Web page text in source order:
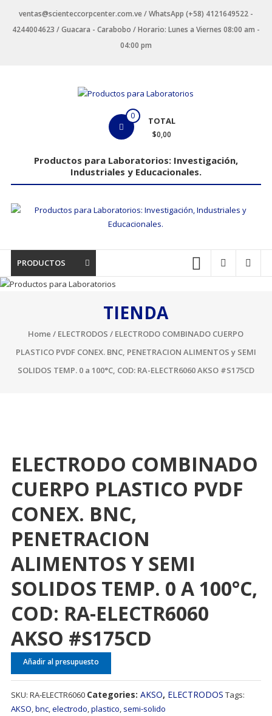
contenido
ventas@scienteccorpcenter.com.ve / WhatsApp (+58) 4121649522 -
4244004623 / Guacara - Carabobo / Horario: Lunes a Viernes 08:00 am -
04:00 pm
Laboratorios
Industriales
y
0 TOTAL
$0,00
Productos para Laboratorios: Investigación,
Industriales y Educacionales.
PRODUCTOS
TIENDA
Home / ELECTRODOS / ELECTRODO COMBINADO CUERPO
PLASTICO PVDF CONEX. BNC, PENETRACION ALIMENTOS y SEMI
SOLIDOS TEMP. 0 a 100°C, COD: RA-ELECTR6060 AKSO #S175CD
ELECTRODO COMBINADO
CUERPO PLASTICO PVDF
CONEX. BNC,
PENETRACION
ALIMENTOS Y SEMI
SOLIDOS TEMP. 0 A 100°C,
COD: RA-ELECTR6060
AKSO #S175CD
Añadir al presupuesto
SKU: RA-ELECTR6060 Categories: AKSO, ELECTRODOS Tags:
AKSO,bnc,electrodo,plastico, semi-solido